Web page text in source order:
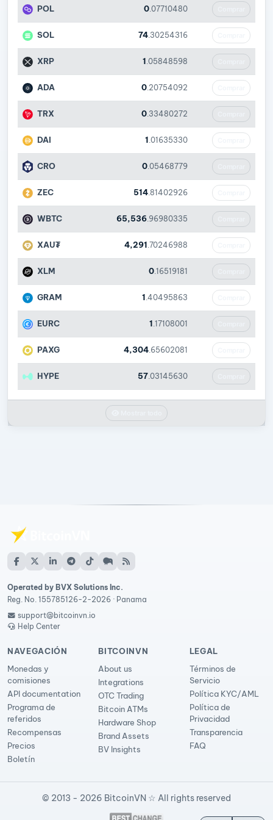
POL 0 .07710480
SOL 74 .30254316
XRP 1 .05848598
ADA 0 .20754092
TRX 0 .33480272
DAI 1 .01635330
CRO 0 .05468779
ZEC 514 .81402926
WBTC 65,536 .96980335
XAU₮ 4,291 .70246988
XLM 0 .16519181
GRAM 1 .40495863
EURC 1 .17108001
PAXG 4,304 .65602081
HYPE 57 .03145630
Operated by BVX Solutions Inc.
Reg. No. 155785126-2-2026 · Panama
support@bitcoinvn.io
Help Center
NAVEGACIÓN
Monedas y
comisiones
API documentation
Programa de
referidos
Recompensas
Precios
Boletín
BITCOINVN
About us
Integrations
OTC Trading
Bitcoin ATMs
Hardware Shop
Brand Assets
BV Insights
LEGAL
Términos de
Servicio
Política KYC/AML
Política de
Privacidad
Transparencia
FAQ
© 2013 - 2026 BitcoinVN ☆ All rights reserved